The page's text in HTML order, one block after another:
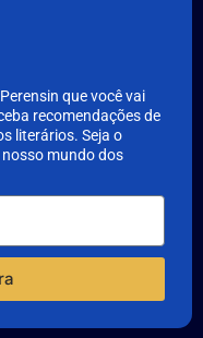
que você vai
recomendações de
literários. Seja o
mundo dos